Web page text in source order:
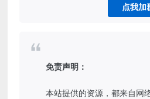
点我加
免责声明：
本站提供的资源，都来自网